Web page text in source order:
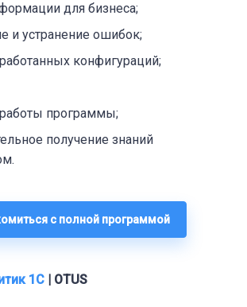
для бизнеса;
и устранение ошибок;
конфигураций;
программы;
получение знаний
с полной программой
1С | OTUS